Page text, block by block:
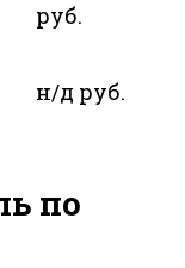
руб.
н/д руб.
по